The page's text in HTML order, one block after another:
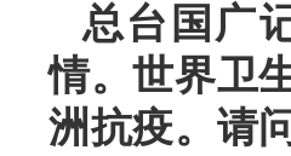
总台国广
情。世界卫
洲抗疫。请